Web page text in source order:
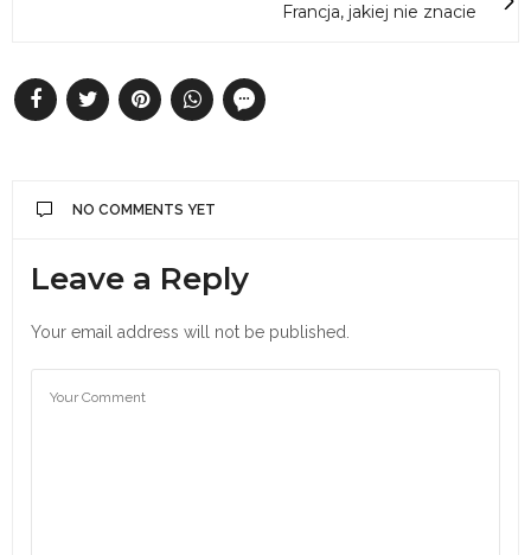
Francja, jakiej nie znacie
NO COMMENTS YET
Leave a Reply
Your email address will not be published.